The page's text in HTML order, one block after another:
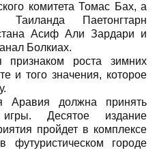
комитета Томас Бах, а
Таиланда Паетонгтарн
Асиф Али Зардари и
Болкиах.
признаком роста зимних
и того значения, которое
Аравия должна принять
Десятое издание
пройдет в комплексе
футуристическом городе